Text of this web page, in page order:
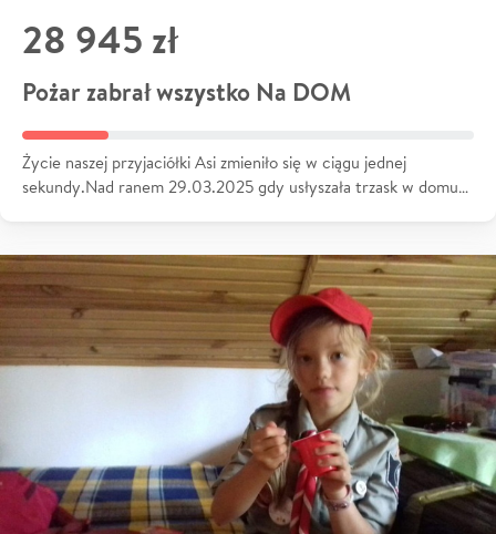
28 945 zł
Pożar zabrał wszystko Na DOM
Życie naszej przyjaciółki Asi zmieniło się w ciągu jednej
sekundy.Nad ranem 29.03.2025 gdy usłyszała trzask w domu…